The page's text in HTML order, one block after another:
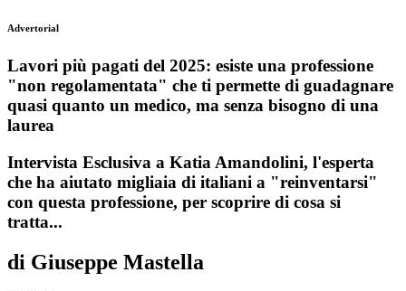
Advertorial
Lavori più pagati del 2025: esiste una professione
"non regolamentata" che ti permette di guadagnare
quasi quanto un medico, ma senza bisogno di una
laurea
Intervista Esclusiva a Katia Amandolini, l'esperta
che ha aiutato migliaia di italiani a "reinventarsi"
con questa professione, per scoprire di cosa si
tratta...
di Giuseppe Mastella